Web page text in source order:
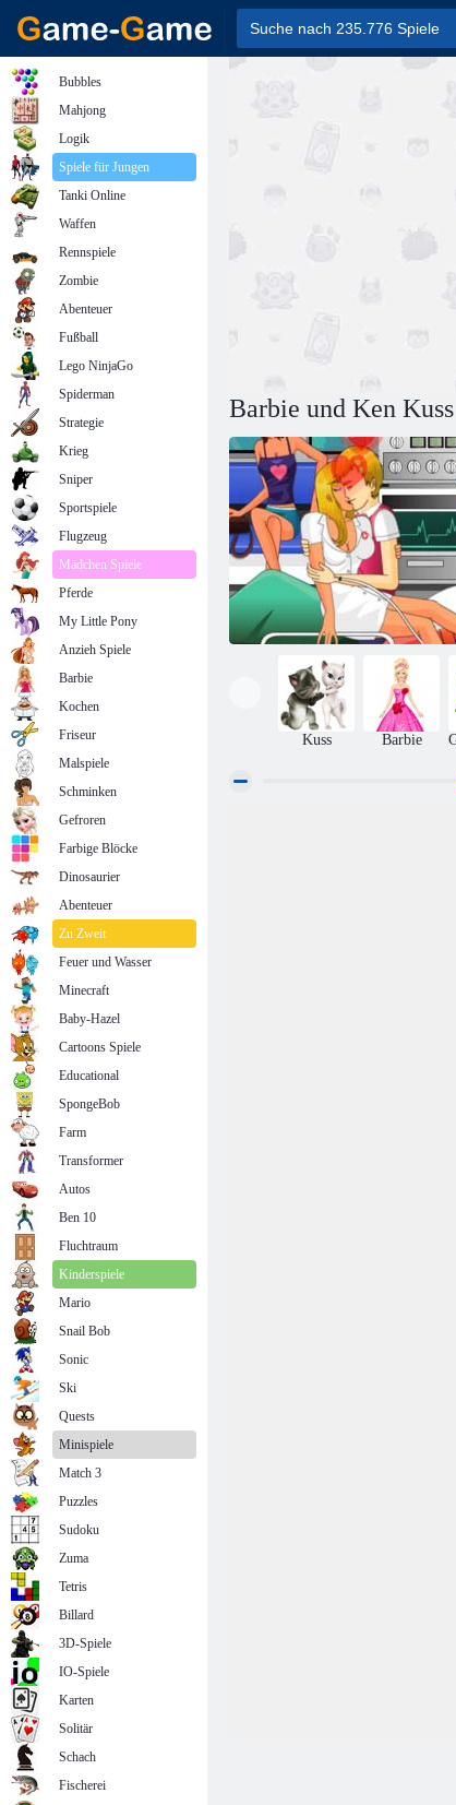
Barbie und Ken Kuss
Kuss Barbie
Bubbles
Mahjong
Logik
Spiele für Jungen
Tanki Online
Waffen
Rennspiele
Zombie
Abenteuer
Fußball
Lego NinjaGo
Spiderman
Strategie
Krieg
Sniper
Sportspiele
Flugzeug
Mädchen Spiele
Pferde
My Little Pony
Anzieh Spiele
Barbie
Kochen
Friseur
Malspiele
Schminken
Gefroren
Farbige Blöcke
Dinosaurier
Abenteuer
Zu Zweit
Feuer und Wasser
Minecraft
Baby-Hazel
Cartoons Spiele
Educational
SpongeBob
Farm
Transformer
Autos
Ben 10
Fluchtraum
Kinderspiele
Mario
Snail Bob
Sonic
Ski
Quests
Minispiele
Match 3
Puzzles
Sudoku
Zuma
Tetris
Billard
3D-Spiele
IO-Spiele
Karten
Solitär
Schach
Fischerei